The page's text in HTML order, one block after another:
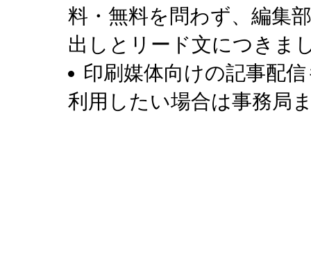
料・無料を問わず、編集
出しとリード文につきま
印刷媒体向けの記事配
利用したい場合は事務局